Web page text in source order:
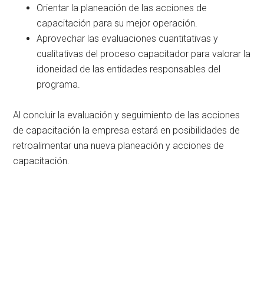
Orientar la planeación de las acciones de
capacitación para su mejor operación.
Aprovechar las evaluaciones cuantitativas y
cualitativas del proceso capacitador para valorar la
idoneidad de las entidades responsables del
programa.
Al concluir la evaluación y seguimiento de las acciones
de capacitación la empresa estará en posibilidades de
retroalimentar una nueva planeación y acciones de
capacitación.